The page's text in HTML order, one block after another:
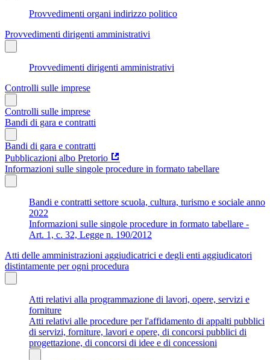
Provvedimenti organi indirizzo politico
Provvedimenti dirigenti amministrativi
Provvedimenti dirigenti amministrativi
Controlli sulle imprese
Controlli sulle imprese
Bandi di gara e contratti
Bandi di gara e contratti
Pubblicazioni albo Pretorio
Informazioni sulle singole procedure in formato tabellare
Bandi e contratti settore scuola, cultura, turismo e sociale anno
2022
Informazioni sulle singole procedure in formato tabellare -
Art. 1, c. 32, Legge n. 190/2012
Atti delle amministrazioni aggiudicatrici e degli enti aggiudicatori
distintamente per ogni procedura
Atti relativi alla programmazione di lavori, opere, servizi e
forniture
Atti relativi alle procedure per l'affidamento di appalti pubblici
di servizi, forniture, lavori e opere, di concorsi pubblici di
progettazione, di concorsi di idee e di concessioni